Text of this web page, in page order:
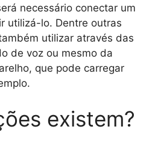
necessário conectar um
utilizá-lo. Dentre outras
utilizar através das
de voz ou mesmo da
que pode carregar
existem?